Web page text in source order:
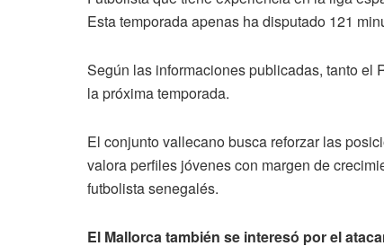
Esta temporada apenas ha disputado 121
Según las informaciones publicadas, tanto el
la próxima temporada.
El conjunto vallecano busca reforzar las
valora perfiles jóvenes con margen de
futbolista senegalés.
El Mallorca también se interesó por el